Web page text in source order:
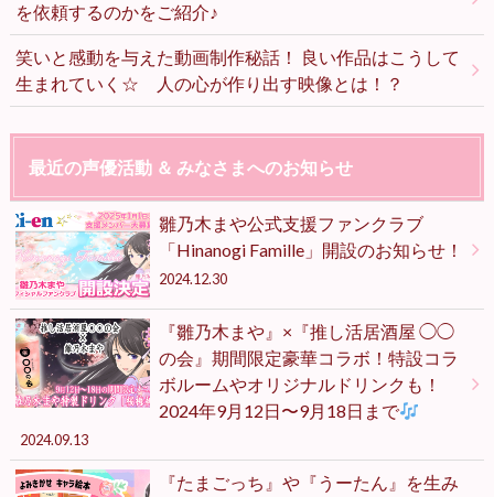
を依頼するのかをご紹介♪
笑いと感動を与えた動画制作秘話！ 良い作品はこうして
生まれていく☆ 人の心が作り出す映像とは！？
最近の声優活動 ＆ みなさまへのお知らせ
雛乃木まや公式支援ファンクラブ
「Hinanogi Famille」開設のお知らせ！
2024.12.30
『雛乃木まや』×『推し活居酒屋 ◯◯
の会』期間限定豪華コラボ！特設コラ
ボルームやオリジナルドリンクも！
2024年9月12日〜9月18日まで
2024.09.13
『たまごっち』や『うーたん』を生み